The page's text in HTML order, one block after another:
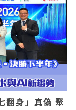
翻身」真偽 聚